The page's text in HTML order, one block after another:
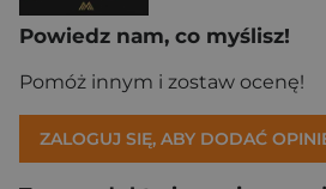
Powiedz nam, co myślisz!
Pomóż innym i zostaw ocenę!
ZALOGUJ SIĘ, ABY DODAĆ